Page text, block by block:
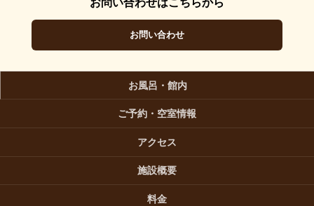
お問い合わせはこちらから
お問い合わせ
お風呂・館内
ご予約・空室情報
アクセス
施設概要
料金